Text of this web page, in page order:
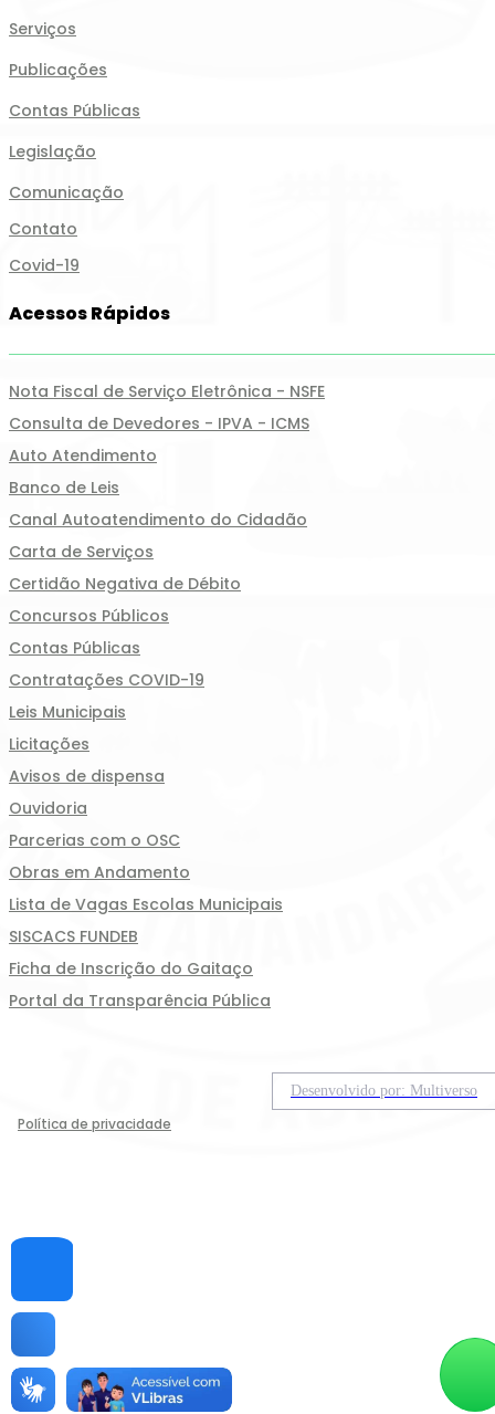
Serviços
Publicações
Contas Públicas
Legislação
Comunicação
Contato
Covid-19
Acessos Rápidos
Nota Fiscal de Serviço Eletrônica - NSFE
Consulta de Devedores - IPVA - ICMS
Auto Atendimento
Banco de Leis
Canal Autoatendimento do Cidadão
Carta de Serviços
Certidão Negativa de Débito
Concursos Públicos
Contas Públicas
Contratações COVID-19
Leis Municipais
Licitações
Avisos de dispensa
Ouvidoria
Parcerias com o OSC
Obras em Andamento
Lista de Vagas Escolas Municipais
SISCACS FUNDEB
Ficha de Inscrição do Gaitaço
Portal da Transparência Pública
Política de privacidade
Desenvolvido por: Multiverso